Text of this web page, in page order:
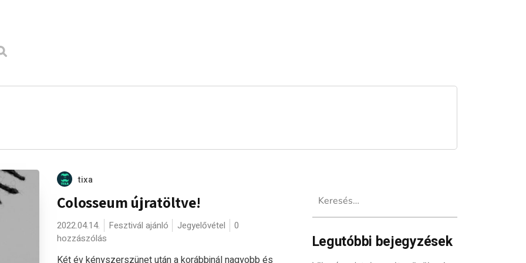
tixa
Colosseum újratöltve!
2022.04.14. Fesztivál ajánló Jegyelővétel
0
hozzászólás
Két év kényszerszünet után a korábbinál nagyobb és
Legutóbbi bejegyzések